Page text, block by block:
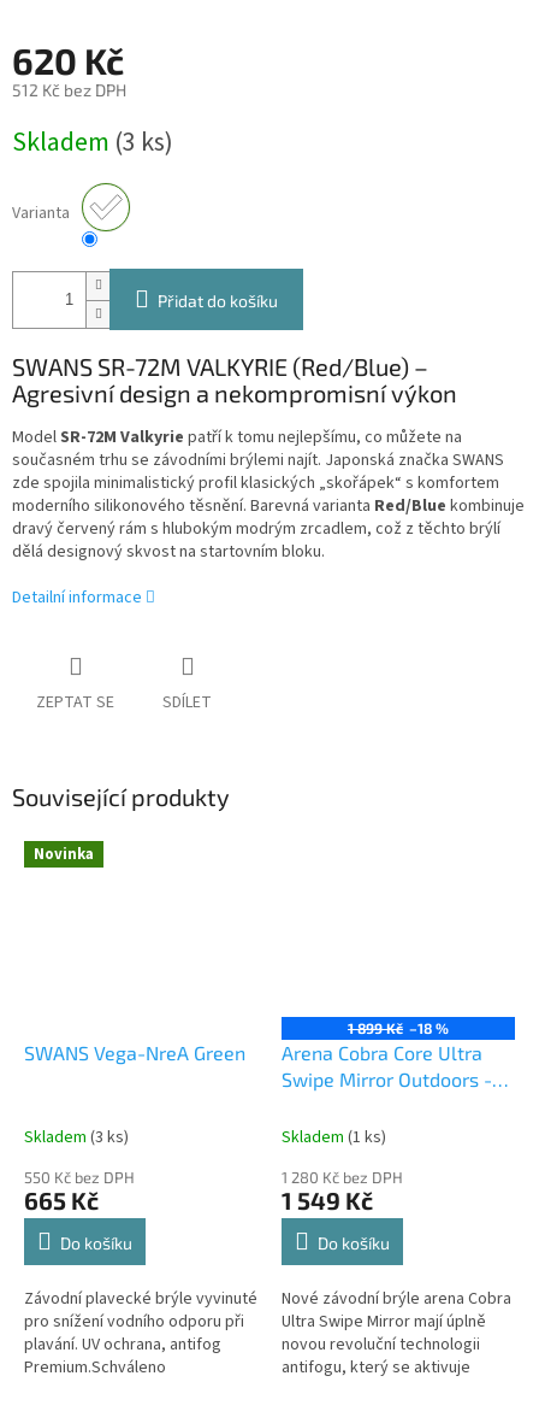
620 Kč
512 Kč bez DPH
cena:
Skladem (3 ks)
Varianta
Přidat do košíku
SWANS SR-72M VALKYRIE (Red/Blue) –
Agresivní design a nekompromisní výkon
ModelSR-72M Valkyrie patří k tomu nejlepšímu, co můžete na
současném trhu se závodními brýlemi najít. Japonská značka SWANS
zde spojila minimalistický profil klasických „skořápek“ s komfortem
moderního silikonového těsnění. Barevná varianta Red/Blue kombinuje
dravý červený rám s hlubokým modrým zrcadlem, což z těchto brýlí
dělá designový skvost na startovním bloku.
Detailní informace
ZEPTAT SE SDÍLET
Související produkty
Novinka
SWANS Vega-NreA Green
Skladem (3 ks)
550 Kč bez DPH
665 Kč
Do košíku
Závodní plavecké brýle vyvinuté
pro snížení vodního odporu při
plavání. UV ochrana, antifog
Premium.Schváleno
1 899 Kč –18 %
Arena Cobra Core Ultra
Swipe Mirror Outdoors -
Skladem (1 ks)
1 280 Kč bez DPH
1 549 Kč
Do košíku
Nové závodní brýle arena Cobra
Ultra Swipe Mirror mají úplně
novou revoluční technologii
antifogu, který se aktivuje